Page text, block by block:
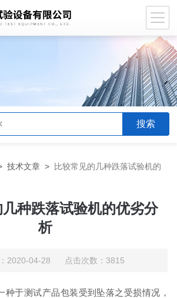
技术文章 > 比较常见的几种跌落试验机的
几种跌落试验机的优劣分
析
：2020-04-28 点击次数：3815
测试产品包装受到坠落之受损情况，